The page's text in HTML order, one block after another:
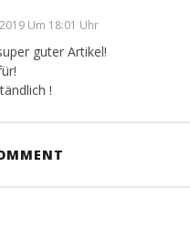
Um 18:01 Uhr
guter Artikel!
!